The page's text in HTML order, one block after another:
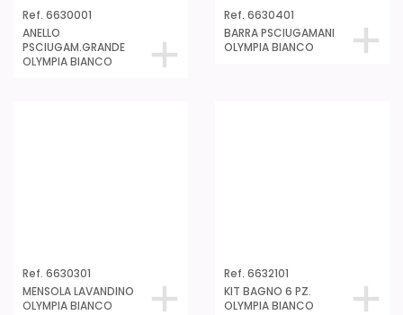
Ref. 6630001
ANELLO
PSCIUGAM.GRANDE
OLYMPIA BIANCO
Ref. 6630401
BARRA PSCIUGAMANI
OLYMPIA BIANCO
Ref. 6630301
MENSOLA LAVANDINO
OLYMPIA BIANCO
Ref. 6632101
KIT BAGNO 6 PZ.
OLYMPIA BIANCO